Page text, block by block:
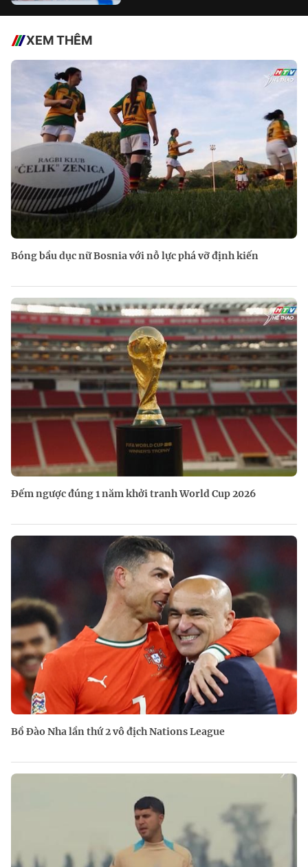
XEM THÊM
Bóng bầu dục nữ Bosnia với nỗ lực phá vỡ định kiến
Đếm ngược đúng 1 năm khởi tranh World Cup 2026
Bồ Đào Nha lần thứ 2 vô địch Nations League